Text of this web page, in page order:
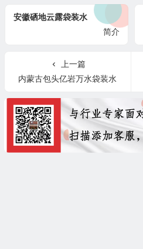
安徽硒地云露袋装水
简介
上一篇
内蒙古包头亿岩万水袋装水